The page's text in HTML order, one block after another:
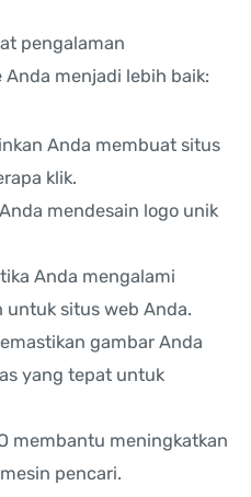
pengalaman
menjadi lebih baik:
Anda membuat situs
klik.
mendesain logo unik
Anda mengalami
situs web Anda.
gambar Anda
yang tepat untuk
membantu meningkatkan
pencari.